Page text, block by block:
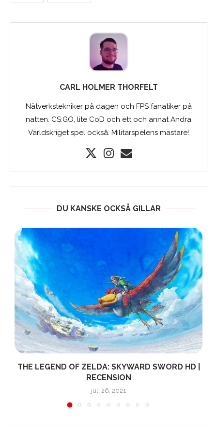
CARL HOLMER THORFELT
Nätverkstekniker på dagen och FPS fanatiker på
natten. CS:GO, lite CoD och ett och annat Andra
Världskriget spel också. Militärspelens mästare!
DU KANSKE OCKSÅ GILLAR
THE LEGEND OF ZELDA: SKYWARD SWORD HD |
RECENSION
juli 26, 2021